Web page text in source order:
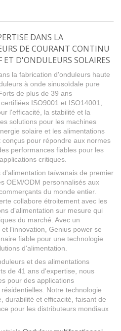
DANS LA
DE COURANT CONTINU
D'ONDULEURS SOLAIRES
la fabrication d'onduleurs haute
à onde sinusoïdale pure
de plus de 39 ans
ISO9001 et ISO14001,
l'efficacité, la stabilité et la
solutions pour les machines
solaire et les alimentations
pour répondre aux normes
performances fiables pour les
critiques.
taïwanais de premier
OEM/ODM personnalisés aux
du monde entier.
collabore étroitement avec les
d'alimentation sur mesure qui
du marché. Avec un
l'innovation, Genius power se
fiable pour une technologie
d'alimentation.
et des alimentations
de 41 ans d'expertise, nous
pour des applications
Notre technologie
durabilité et efficacité, faisant de
pour les distributeurs mondiaux